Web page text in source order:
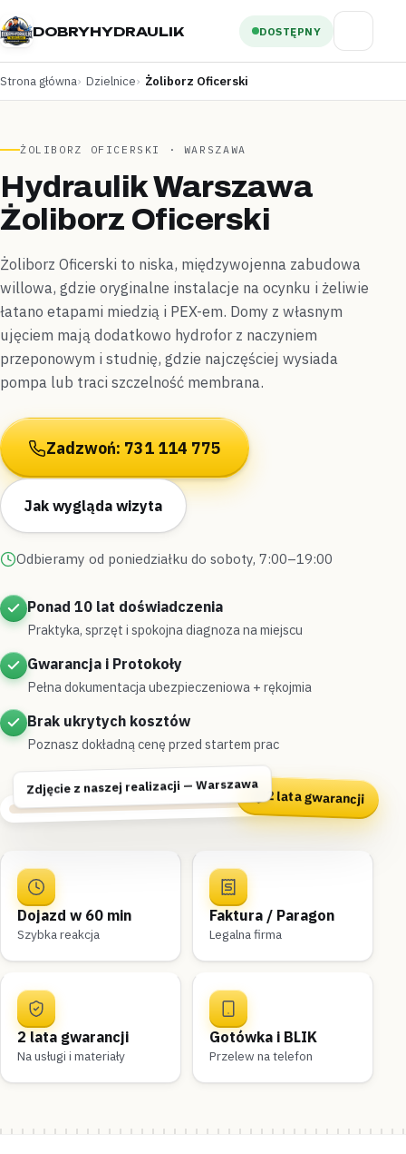
DOBRYHYDRAULIK DOSTĘPNY
Strona główna Dzielnice Żoliborz Oficerski
ŻOLIBORZ OFICERSKI · WARSZAWA
Hydraulik Warszawa
Żoliborz Oficerski
Żoliborz Oficerski to niska, międzywojenna zabudowa
willowa, gdzie oryginalne instalacje na ocynku i żeliwie
łatano etapami miedzią i PEX-em. Domy z własnym
ujęciem mają dodatkowo hydrofor z naczyniem
przeponowym i studnię, gdzie najczęściej wysiada
pompa lub traci szczelność membrana.
Zadzwoń: 731 114 775
Jak wygląda wizyta
Odbieramy od poniedziałku do soboty, 7:00–19:00
Ponad 10 lat doświadczenia
Praktyka, sprzęt i spokojna diagnoza na miejscu
Gwarancja i Protokoły
Pełna dokumentacja ubezpieczeniowa + rękojmia
Brak ukrytych kosztów
Poznasz dokładną cenę przed startem prac
2 lata gwarancji
Zdjęcie z naszej realizacji — Warszawa
Dojazd w 60 min
Szybka reakcja
Faktura / Paragon
Legalna firma
2 lata gwarancji
Na usługi i materiały
Gotówka i BLIK
Przelew na telefon